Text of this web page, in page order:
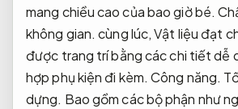
mang chiều cao của bao giờ bé.
không gian. cùng lúc,Vật liệu đạt
được trang trí bằng các chi tiết dễ
hợp phụ kiện đi kèm.Công năng.
dựng. Bao gồm các bộ phận như